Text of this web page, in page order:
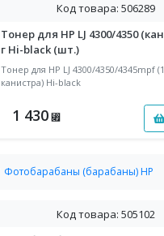
Код товара: 506289
Тонер для HP LJ 4300/4350
г Hi-black (шт.)
Тонер для HP LJ 4300/4350/4345mpf
канистра) Hi-black
1 430 ⃏
Фотобарабаны (барабаны) HP
Код товара: 505102